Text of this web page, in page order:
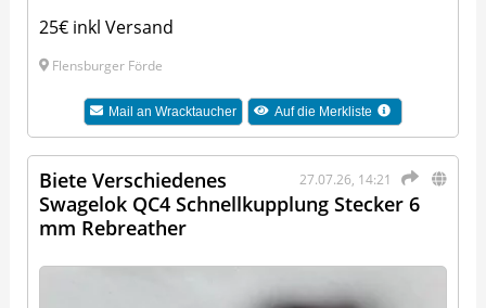
25€ inkl Versand
Flensburger Förde
Mail an Wracktaucher Auf die Merkliste
27.07.26, 14:21
Biete Verschiedenes
Swagelok QC4 Schnellkupplung Stecker 6
mm Rebreather